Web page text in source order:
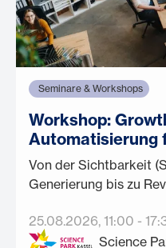
Seminare & Workshops
Workshop:
Automatisierung
Von der Sichtbarkeit
Generierung bis zu
25.08.2026, 11:00 -
Science